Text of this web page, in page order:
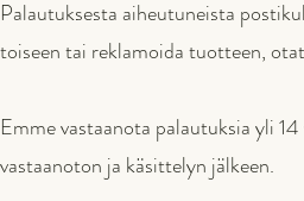
Palautuksesta aiheutuneista
toiseen tai reklamoida tuotteen,
Emme vastaanota palautuksia yli
vastaanoton ja käsittelyn jälkeen.